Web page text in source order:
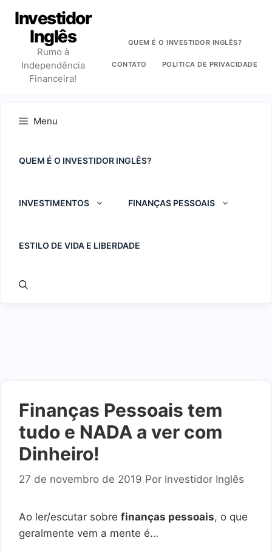
para
conteúdo
Investidor
Inglês
Rumo à
Independência
Financeira!
QUEM É O INVESTIDOR INGLÊS?
CONTATO POLITICA DE PRIVACIDADE
Menu
QUEM É O INVESTIDOR INGLÊS?
INVESTIMENTOS FINANÇAS PESSOAIS
ESTILO DE VIDA E LIBERDADE
Finanças Pessoais tem
tudo e NADA a ver com
Dinheiro!
27 de novembro de 2019 Por Investidor Inglês
Ao ler/escutar sobre finanças pessoais, o que
geralmente vem a mente é…